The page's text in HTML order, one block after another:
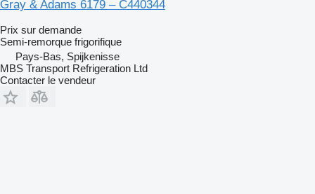
Gray & Adams 6179 – C440344
Prix sur demande
Semi-remorque frigorifique
Pays-Bas, Spijkenisse
MBS Transport Refrigeration Ltd
Contacter le vendeur